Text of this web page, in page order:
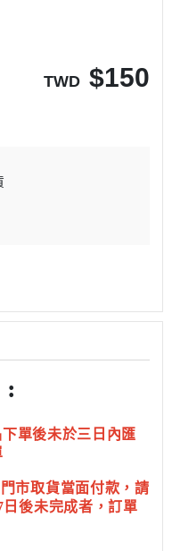
TWD $150
:
單後未於三日內匯
市取貨當面付款，請
後未完成者，訂單